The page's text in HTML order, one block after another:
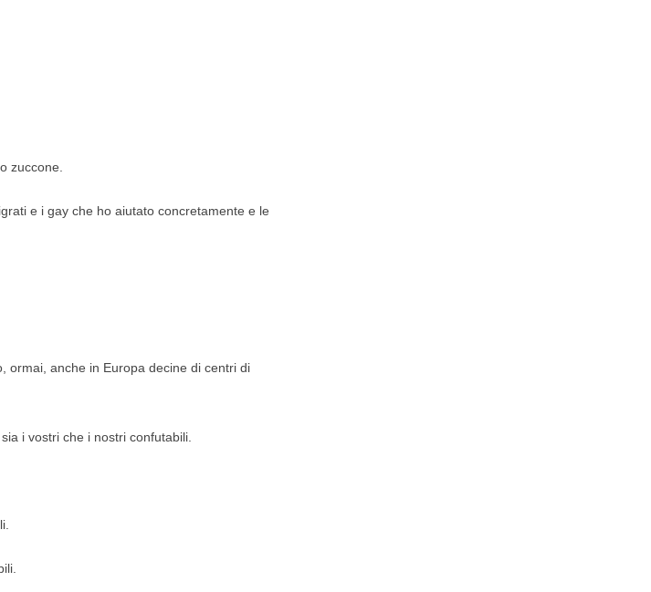
zuccone.
e i gay che ho aiutato concretamente e le
ormai, anche in Europa decine di centri di
i vostri che i nostri confutabili.